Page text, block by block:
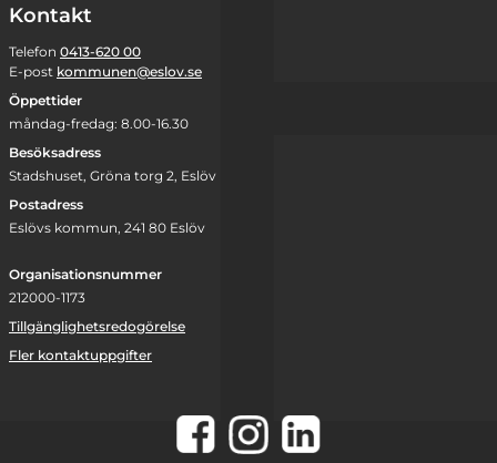
Kontakt
Telefon 0413-620 00
E-post kommunen@eslov.se
Öppettider
måndag-fredag: 8.00-16.30
Besöksadress
Stadshuset, Gröna torg 2, Eslöv
Postadress
Eslövs kommun, 241 80 Eslöv
Organisationsnummer
212000-1173
Tillgänglighetsredogörelse
Fler kontaktuppgifter
Facebook
Instagram